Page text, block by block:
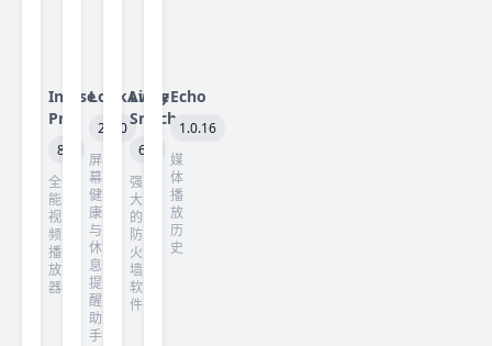
Infuse
Pro
8.5
全
能
视
频
播
放
器
LookAway
2.3.0
屏
幕
健
康
与
休
息
提
醒
助
手
Little
Snitch
6.5
强
大
的
防
火
墙
软
件
Echo
1.0.16
媒
体
播
放
历
史